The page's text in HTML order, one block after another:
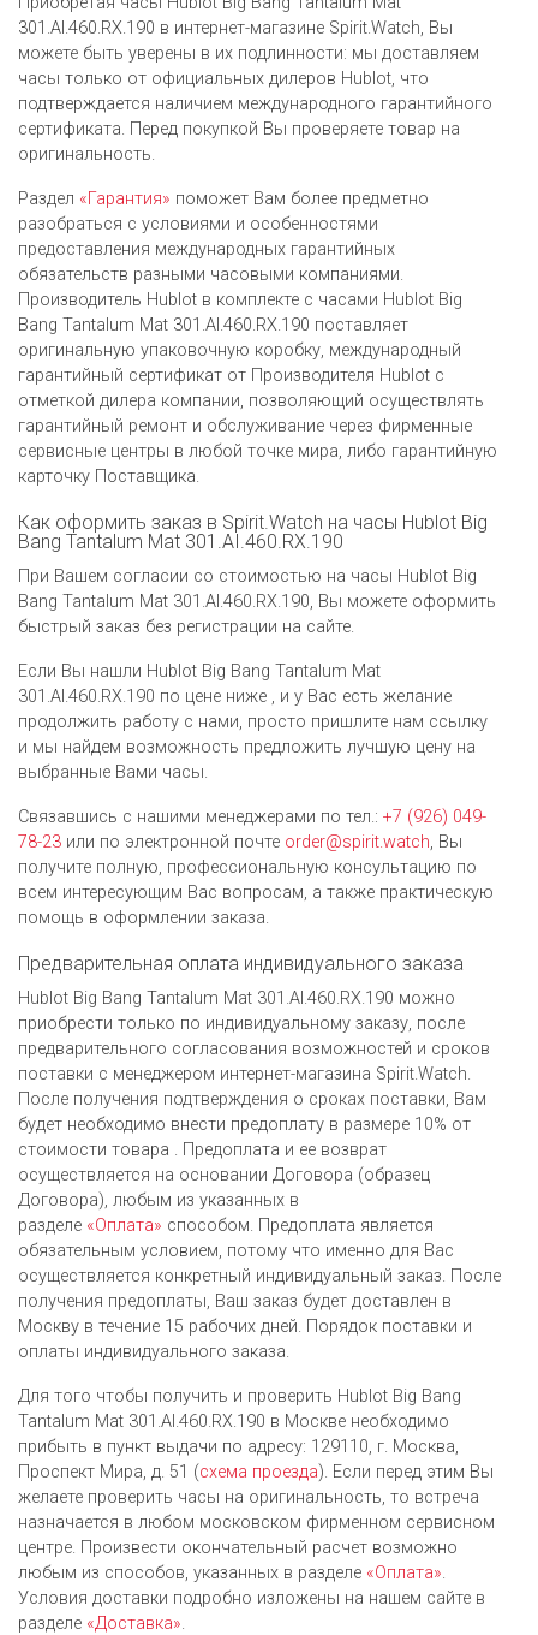
301.AI.460.RX.190 в интернет-магазине Spirit.Watch, Вы
можете быть уверены в их подлинности: мы доставляем
часы только от официальных дилеров Hublot, что
подтверждается наличием международного гарантийного
сертификата. Перед покупкой Вы проверяете товар на
оригинальность.
Раздел «Гарантия» поможет Вам более предметно
разобраться с условиями и особенностями
предоставления международных гарантийных
обязательств разными часовыми компаниями.
Производитель Hublot в комплекте с часами Hublot Big
Bang Tantalum Mat 301.AI.460.RX.190 поставляет
оригинальную упаковочную коробку, международный
гарантийный сертификат от Производителя Hublot c
отметкой дилера компании, позволяющий осуществлять
гарантийный ремонт и обслуживание через фирменные
сервисные центры в любой точке мира, либо гарантийную
карточку Поставщика.
Как оформить заказ в Spirit.Watch на часы Hublot Big
Bang Tantalum Mat 301.AI.460.RX.190
При Вашем согласии со стоимостью на часы Hublot Big
Bang Tantalum Mat 301.AI.460.RX.190, Вы можете оформить
быстрый заказ без регистрации на сайте.
Если Вы нашли Hublot Big Bang Tantalum Mat
301.AI.460.RX.190 по цене ниже , и у Вас есть желание
продолжить работу с нами, просто пришлите нам ссылку
и мы найдем возможность предложить лучшую цену на
выбранные Вами часы.
Связавшись с нашими менеджерами по тел.: +7 (926) 049-
78-23 или по электронной почте order@spirit.watch, Вы
получите полную, профессиональную консультацию по
всем интересующим Вас вопросам, а также практическую
помощь в оформлении заказа.
Предварительная оплата индивидуального заказа
Hublot Big Bang Tantalum Mat 301.AI.460.RX.190 можно
приобрести только по индивидуальному заказу, после
предварительного согласования возможностей и сроков
поставки с менеджером интернет-магазина Spirit.Watch.
После получения подтверждения о сроках поставки, Вам
будет необходимо внести предоплату в размере 10% от
стоимости товара . Предоплата и ее возврат
осуществляется на основании Договора (образец
Договора), любым из указанных в
разделе «Оплата» способом. Предоплата является
обязательным условием, потому что именно для Вас
осуществляется конкретный индивидуальный заказ. После
получения предоплаты, Ваш заказ будет доставлен в
Москву в течение 15 рабочих дней. Порядок поставки и
оплаты индивидуального заказа.
Для того чтобы получить и проверить Hublot Big Bang
Tantalum Mat 301.AI.460.RX.190 в Москве необходимо
прибыть в пункт выдачи по адресу: 129110, г. Москва,
Проспект Мира, д. 51 (схема проезда). Если перед этим Вы
желаете проверить часы на оригинальность, то встреча
назначается в любом московском фирменном сервисном
центре. Произвести окончательный расчет возможно
любым из cпособов, указанных в разделе «Оплата».
Условия доставки подробно изложены на нашем сайте в
разделе «Доставка».